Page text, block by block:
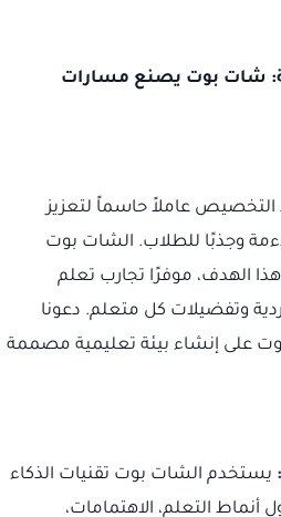
شات بوت يصنع مسارات
التخصيص عاملاً حاسماً لتعزيز
وجذبًا للطلاب. الشات بوت
الهدف، موفرًا تجارب تعلم
وتفضيلات كل متعلم. دعونا
على إنشاء بيئة تعليمية مصممة
يستخدم الشات بوت تقنيات الذكاء
أنماط التعلم، الاهتمامات،